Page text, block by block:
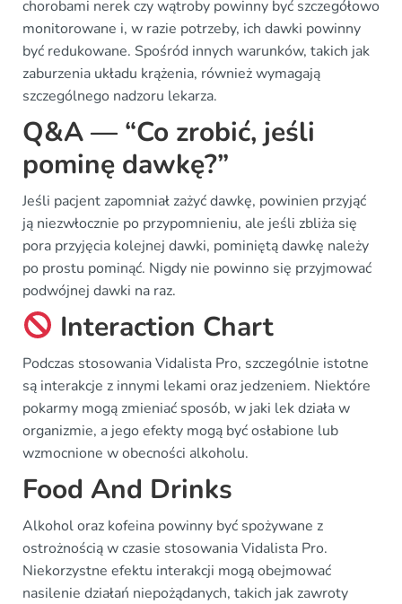
chorobami nerek czy wątroby powinny być szczegółowo
monitorowane i, w razie potrzeby, ich dawki powinny
być redukowane. Spośród innych warunków, takich jak
zaburzenia układu krążenia, również wymagają
szczególnego nadzoru lekarza.
Q&A — “Co zrobić, jeśli
pominę dawkę?”
Jeśli pacjent zapomniał zażyć dawkę, powinien przyjąć
ją niezwłocznie po przypomnieniu, ale jeśli zbliża się
pora przyjęcia kolejnej dawki, pominiętą dawkę należy
po prostu pominąć. Nigdy nie powinno się przyjmować
podwójnej dawki na raz.
Interaction Chart
Podczas stosowania Vidalista Pro, szczególnie istotne
są interakcje z innymi lekami oraz jedzeniem. Niektóre
pokarmy mogą zmieniać sposób, w jaki lek działa w
organizmie, a jego efekty mogą być osłabione lub
wzmocnione w obecności alkoholu.
Food And Drinks
Alkohol oraz kofeina powinny być spożywane z
ostrożnością w czasie stosowania Vidalista Pro.
Niekorzystne efektu interakcji mogą obejmować
nasilenie działań niepożądanych, takich jak zawroty